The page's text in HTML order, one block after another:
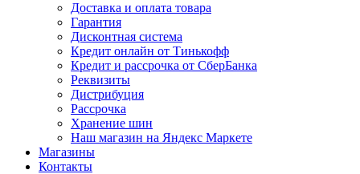
Доставка и оплата товара
Гарантия
Дисконтная система
Кредит онлайн от Тинькофф
Кредит и рассрочка от СберБанка
Реквизиты
Дистрибуция
Рассрочка
Хранение шин
Наш магазин на Яндекс Маркете
Магазины
Контакты